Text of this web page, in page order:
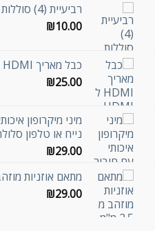
רביעיית (4) סוללות AA של חברת GP
₪10.00
כבל מאריך HDMI ל HDMI זכר זכר באורך 1 מטר
₪25.00
מיני מיקרופון
נייח או טלפון
₪29.00
מתאם אוזניות מוזהב מ 2.5 מ"מ ל
₪29.00